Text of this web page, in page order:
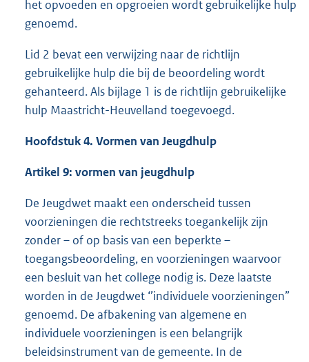
het opvoeden en opgroeien wordt gebruikelijke hulp
genoemd.
Lid 2 bevat een verwijzing naar de richtlijn
gebruikelijke hulp die bij de beoordeling wordt
gehanteerd. Als bijlage 1 is de richtlijn gebruikelijke
hulp Maastricht-Heuvelland toegevoegd.
Hoofdstuk 4. Vormen van Jeugdhulp
Artikel 9: vormen van jeugdhulp
De Jeugdwet maakt een onderscheid tussen
voorzieningen die rechtstreeks toegankelijk zijn
zonder – of op basis van een beperkte –
toegangsbeoordeling, en voorzieningen waarvoor
een besluit van het college nodig is. Deze laatste
worden in de Jeugdwet ‘’individuele voorzieningen”
genoemd. De afbakening van algemene en
individuele voorzieningen is een belangrijk
beleidsinstrument van de gemeente. In de